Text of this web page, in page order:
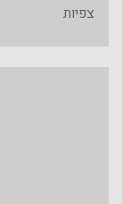
צפיות